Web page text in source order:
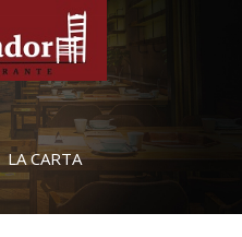
LA CARTA